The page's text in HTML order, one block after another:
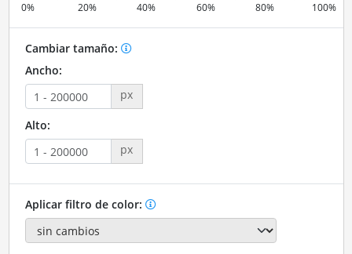
0% 20% 40% 60% 80% 100%
Cambiar tamaño:
Ancho:
px
Alto:
px
Aplicar filtro de color: